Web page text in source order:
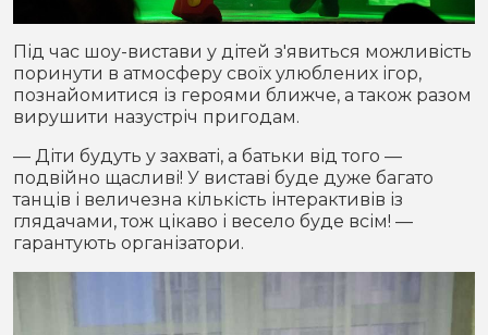
Під час шоу-вистави у дітей з'явиться можливість
поринути в атмосферу своїх улюблених ігор,
познайомитися із героями ближче, а також разом
вирушити назустріч пригодам.
— Діти будуть у захваті, а батьки від того —
подвійно щасливі! У виставі буде дуже багато
танців і величезна кількість інтерактивів із
глядачами, тож цікаво і весело буде всім! —
гарантують організатори.